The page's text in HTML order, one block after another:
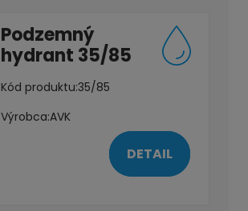
Podzemný
hydrant 35/85
Kód produktu:35/85
Výrobca:AVK
DETAIL